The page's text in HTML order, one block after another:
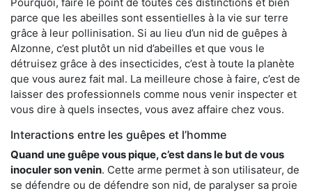
parce que les abeilles sont essentielles à la vie sur terre
grâce à leur pollinisation. Si au lieu d’un nid de guêpes à
Alzonne, c’est plutôt un nid d’abeilles et que vous le
détruisez grâce à des insecticides, c’est à toute la planète
que vous aurez fait mal. La meilleure chose à faire, c’est de
laisser des professionnels comme nous venir inspecter et
vous dire à quels insectes, vous avez affaire chez vous.
Interactions entre les guêpes et l’homme
Quand une guêpe vous pique, c’est dans le but de vous
inoculer son venin. Cette arme permet à son utilisateur, de
se défendre ou de défendre son nid, de paralyser sa proie